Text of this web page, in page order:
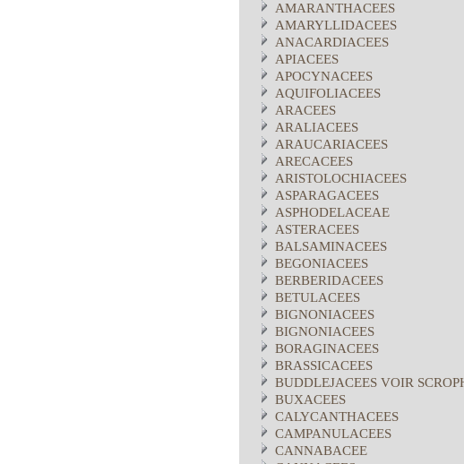
AMARANTHACEES
AMARYLLIDACEES
ANACARDIACEES
APIACEES
APOCYNACEES
AQUIFOLIACEES
ARACEES
ARALIACEES
ARAUCARIACEES
ARECACEES
ARISTOLOCHIACEES
ASPARAGACEES
ASPHODELACEAE
ASTERACEES
BALSAMINACEES
BEGONIACEES
BERBERIDACEES
BETULACEES
BIGNONIACEES
BIGNONIACEES
BORAGINACEES
BRASSICACEES
BUDDLEJACEES VOIR
BUXACEES
CALYCANTHACEES
CAMPANULACEES
CANNABACEE